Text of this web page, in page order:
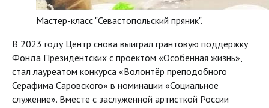
Мастер-класс "Севастопольский пряник".
В 2023 году Центр снова выиграл грантовую поддержку
Фонда Президентских с проектом «Особенная жизнь»,
стал лауреатом конкурса «Волонтёр преподобного
Серафима Саровского» в номинации «Социальное
служение». Вместе с заслуженной артисткой России